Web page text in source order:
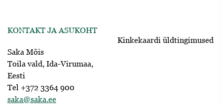
Kinkekaardi üldtingimused
KONTAKT JA ASUKOHT
Saka Mõis
Toila vald, Ida-Virumaa,
Eesti
Tel +372 3364 900
saka@saka.ee